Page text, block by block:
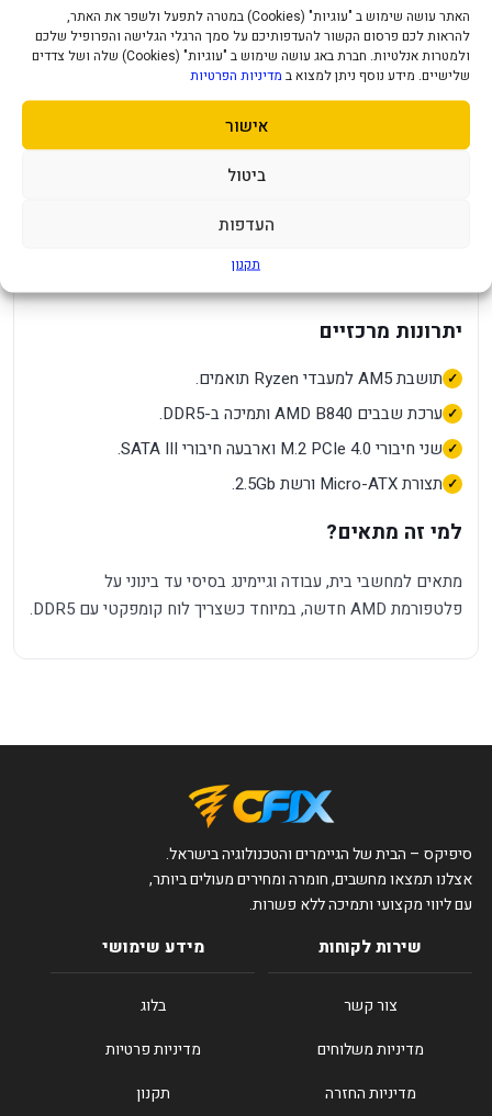
האתר עושה שימוש ב "עוגיות" (Cookies) במטרה לתפעל ולשפר את האתר,
להראות לכם פרסום הקשור להעדפותיכם על סמך הרגלי הגלישה והפרופיל שלכם
ולמטרות אנלטיות. חברת באג עושה שימוש ב "עוגיות" (Cookies) שלה ושל צדדים
שלישיים. מידע נוסף ניתן למצוא ב מדיניות הפרטיות
אישור
ביטול
העדפות
תקנון
גודל הלוח
MICRO ATX
ערכת שבבים
B840
לוח אם Gigabyte B840M DS3H DDR5
יתרונות מרכזיים
תושבת AM5 למעבדי Ryzen תואמים.
ערכת שבבים AMD B840 ותמיכה ב-DDR5.
שני חיבורי M.2 PCIe 4.0 וארבעה חיבורי SATA III.
תצורת Micro-ATX ורשת 2.5Gb.
למי זה מתאים?
מתאים למחשבי בית, עבודה וגיימינג בסיסי עד בינוני על
פלטפורמת AMD חדשה, במיוחד כשצריך לוח קומפקטי עם DDR5.
סיפיקס – הבית של הגיימרים והטכנולוגיה בישראל.
אצלנו תמצאו מחשבים, חומרה ומחירים מעולים ביותר,
עם ליווי מקצועי ותמיכה ללא פשרות.
שירות לקוחות
צור קשר
מדיניות משלוחים
מדיניות החזרה
מידע שימושי
בלוג
מדיניות פרטיות
תקנון